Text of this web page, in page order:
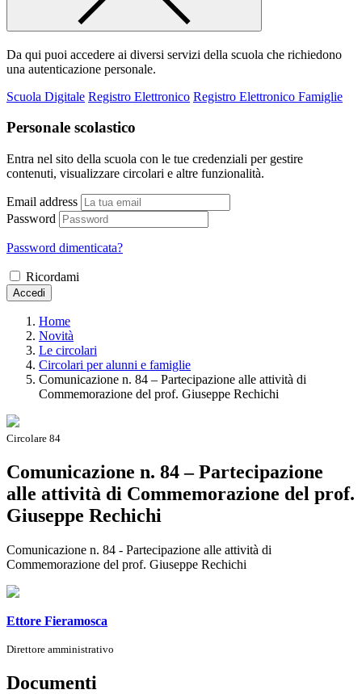
Da qui puoi accedere ai diversi servizi della scuola che richiedono
una autenticazione personale.
Scuola Digitale Registro Elettronico Registro Elettronico Famiglie
Personale scolastico
Entra nel sito della scuola con le tue credenziali per gestire
contenuti, visualizzare circolari e altre funzionalità.
Email address
Password
Password dimenticata?
Ricordami
Accedi
Home
Novità
Le circolari
Circolari per alunni e famiglie
Comunicazione n. 84 – Partecipazione alle attività di
Commemorazione del prof. Giuseppe Rechichi
Circolare 84
Comunicazione n. 84 – Partecipazione
alle attività di Commemorazione del prof.
Giuseppe Rechichi
Comunicazione n. 84 - Partecipazione alle attività di
Commemorazione del prof. Giuseppe Rechichi
Ettore Fieramosca
Direttore amministrativo
Documenti